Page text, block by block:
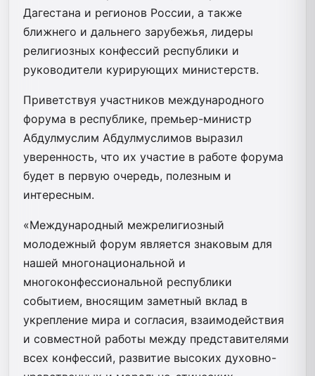
Дагестана и регионов России, а также
ближнего и дальнего зарубежья, лидеры
религиозных конфессий республики и
руководители курирующих министерств.
Приветствуя участников международного
форума в республике, премьер-министр
Абдулмуслим Абдулмуслимов выразил
уверенность, что их участие в работе форума
будет в первую очередь, полезным и
интересным.
«Международный межрелигиозный
молодежный форум является знаковым для
нашей многонациональной и
многоконфессиональной республики
событием, вносящим заметный вклад в
укрепление мира и согласия, взаимодействия
и совместной работы между представителями
всех конфессий, развитие высоких духовно-